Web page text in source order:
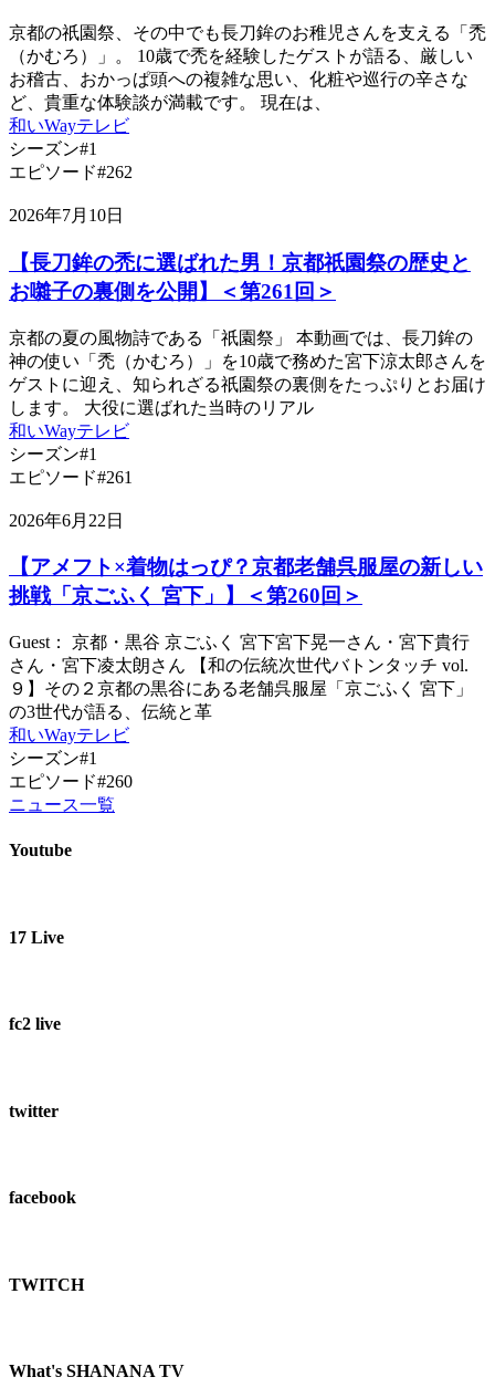
京都の祇園祭、その中でも長刀鉾のお稚児さんを支える「禿
（かむろ）」。 10歳で禿を経験したゲストが語る、厳しい
お稽古、おかっぱ頭への複雑な思い、化粧や巡行の辛さな
ど、貴重な体験談が満載です。 現在は、
和いWayテレビ
シーズン#1
エピソード#262
2026年7月10日
【長刀鉾の禿に選ばれた男！京都祇園祭の歴史と
お囃子の裏側を公開】＜第261回＞
京都の夏の風物詩である「祇園祭」 本動画では、長刀鉾の
神の使い「禿（かむろ）」を10歳で務めた宮下涼太郎さんを
ゲストに迎え、知られざる祇園祭の裏側をたっぷりとお届け
します。 大役に選ばれた当時のリアル
和いWayテレビ
シーズン#1
エピソード#261
2026年6月22日
【アメフト×着物はっぴ？京都老舗呉服屋の新しい
挑戦「京ごふく 宮下」】＜第260回＞
Guest： 京都・黒谷 京ごふく 宮下宮下晃一さん・宮下貴行
さん・宮下凌太朗さん 【和の伝統次世代バトンタッチ vol.
９】その２京都の黒谷にある老舗呉服屋「京ごふく 宮下」
の3世代が語る、伝統と革
和いWayテレビ
シーズン#1
エピソード#260
ニュース一覧
Youtube
17 Live
fc2 live
twitter
facebook
TWITCH​
What's SHANANA TV